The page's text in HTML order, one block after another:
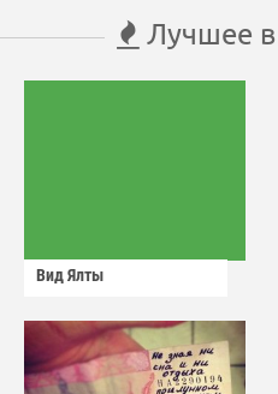
Лучшее в
Вид Ялты